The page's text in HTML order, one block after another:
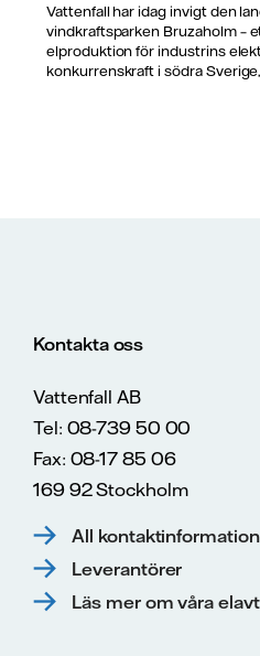
Vattenfall har idag invigt den
vindkraftsparken Bruzaholm –
elproduktion för industrins
konkurrenskraft i södra Sverige,
Kontakta oss
Vattenfall AB
Tel: 08-739 50 00
Fax: 08-17 85 06
169 92 Stockholm
All kontaktinformation
Leverantörer
Läs mer om våra